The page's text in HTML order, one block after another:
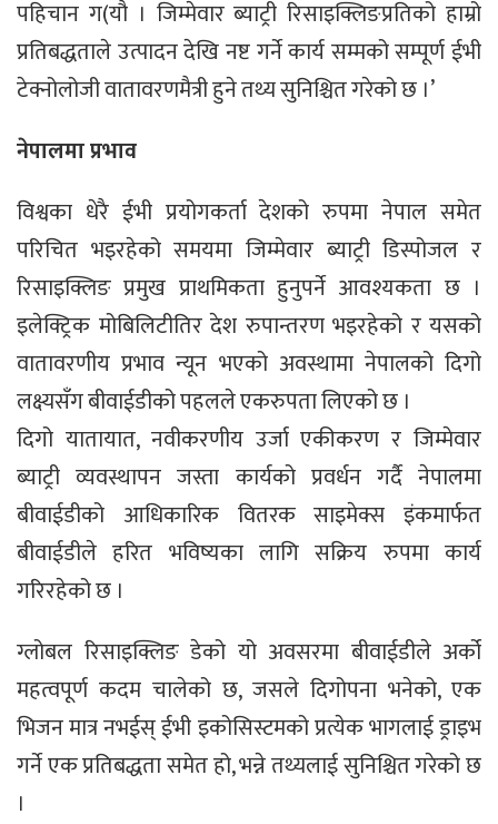
पहिचान ग(यौ । जिम्मेवार ब्याट्री रिसाइक्लिङप्रतिको हाम्रो
प्रतिबद्धताले उत्पादन देखि नष्ट गर्ने कार्य सम्मको सम्पूर्ण ईभी
टेक्नोलोजी वातावरणमैत्री हुने तथ्य सुनिश्चित गरेको छ ।’
नेपालमा प्रभाव
विश्वका धेरै ईभी प्रयोगकर्ता देशको रुपमा नेपाल समेत
परिचित भइरहेको समयमा जिम्मेवार ब्याट्री डिस्पोजल र
रिसाइक्लिङ प्रमुख प्राथमिकता हुनुपर्ने आवश्यकता छ ।
इलेक्ट्रिक मोबिलिटीतिर देश रुपान्तरण भइरहेको र यसको
वातावरणीय प्रभाव न्यून भएको अवस्थामा नेपालको दिगो
लक्ष्यसँग बीवाईडीको पहलले एकरुपता लिएको छ ।
दिगो यातायात, नवीकरणीय उर्जा एकीकरण र जिम्मेवार
ब्याट्री व्यवस्थापन जस्ता कार्यको प्रवर्धन गर्दै नेपालमा
बीवाईडीको आधिकारिक वितरक साइमेक्स इंकमार्फत
बीवाईडीले हरित भविष्यका लागि सक्रिय रुपमा कार्य
गरिरहेको छ ।
ग्लोबल रिसाइक्लिङ डेको यो अवसरमा बीवाईडीले अर्को
महत्वपूर्ण कदम चालेको छ, जसले दिगोपना भनेको, एक
भिजन मात्र नभईस् ईभी इकोसिस्टमको प्रत्येक भागलाई ड्राइभ
गर्ने एक प्रतिबद्धता समेत हो, भन्ने तथ्यलाई सुनिश्चित गरेको छ
।